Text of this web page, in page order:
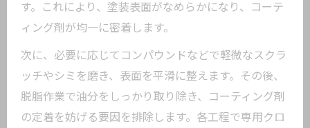
す。これにより、塗装表面がなめらかになり、コーテ
ィング剤が均一に密着します。
次に、必要に応じてコンパウンドなどで軽微なスクラ
ッチやシミを磨き、表面を平滑に整えます。その後、
脱脂作業で油分をしっかり取り除き、コーティング剤
の定着を妨げる要因を排除します。各工程で専用クロ